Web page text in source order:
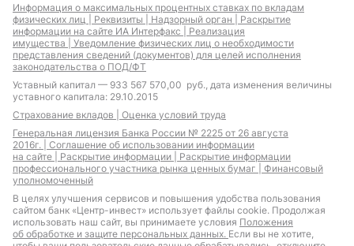
Ипотека в Сочи
Ипотека в Ставрополе
Ипотека в Таганроге
Ипотека в Туапсе
Ипотека в Волгограде
Ипотека для IT-
специалистов с
льготной
господдержкой
Земельная ипотека
Материнский капитал
Ипотека с плавающими
Информация о максимальных процентных ставках по вкладам
физических лиц | Реквизиты | Надзорный орган | Раскрытие
информации на сайте ИА Интерфакс | Реализация
имущества | Уведомление физических лиц о необходимости
представления сведений (документов) для целей исполнения
законодательства о ПОД/ФТ
Уставный капитал — 933 567 570,00 руб., дата изменения величины
уставного капитала: 29.10.2015
Страхование вкладов | Оценка условий труда
Генеральная лицензия Банка России № 2225 от 26 августа
2016г. | Соглашение об использовании информации
на сайте | Раскрытие информации | Раскрытие информации
профессионального участника рынка ценных бумаг | Финансовый
уполномоченный
В целях улучшения сервисов и повышения удобства пользования
сайтом банк «Центр-инвест» использует файлы cookie. Продолжая
использовать наш сайт, вы принимаете условия Положения
об обработке и защите персональных данных. Если вы не хотите,